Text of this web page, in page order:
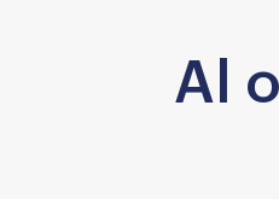
Al